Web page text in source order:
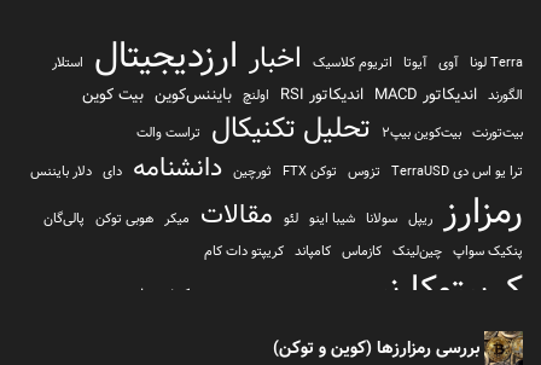
Terra لونا آوی آیوتا اتریوم کلاسیک اخبار ارزدیجیتال
استلار
الگورند اندیکاتور MACD اندیکاتور RSI اولنچ بایننس‌کوین بیت کوین
بیت‌تورنت بیت‌کوین بیپ2 تحلیل تکنیکال
تراست والت
ترا یو اس دی TerraUSD
تزوس توکن FTX ثورچین دانشنامه دای دلار بایننس
رمزارز ریپل سولانا شیبا اینو لئو مقالات میکر هوبی توکن پالی‌گان
پنکیک سواپ چین‌لینک کازماس کامپاند کریپتو دات کام
کریپتوکارنسی کیف پول
کیف پول تراست والت
بررسی رمزارزها (کوین و توکن)